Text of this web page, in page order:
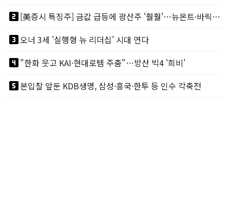
looks_two
[美증시 특징주] 금값 급등에 광산주 '훨훨'…뉴몬트·바릭마이닝 주도
looks_3오너 3세 '실행형 뉴 리더십' 시대 연다
looks_4"한화 웃고 KAI·현대로템 주춤"…방산 빅4 '희비'
looks_5본입찰 앞둔 KDB생명, 삼성·흥국·한투 등 인수 각축전